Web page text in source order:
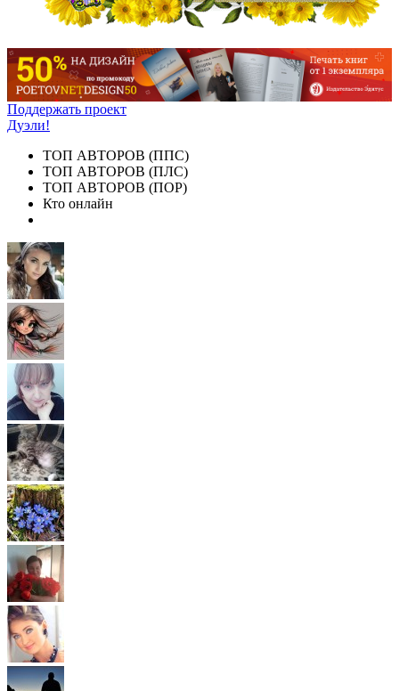
Поддержать проект
Дуэли!
ТОП АВТОРОВ (ППС)
ТОП АВТОРОВ (ПЛС)
ТОП АВТОРОВ (ПОР)
Кто онлайн